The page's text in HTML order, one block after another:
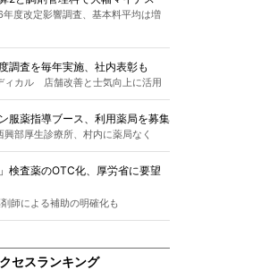
年度改定影響調査、基本料平均は増
調査を毎年実施、社内表彰も
ィカル 店舗改善と士気向上に活用
服薬指導ブース、利用薬局を募集
興部厚生診療所、村内に薬局なく
」検査薬のOTC化、厚労省に要望
師による補助の明確化も
セスランキング